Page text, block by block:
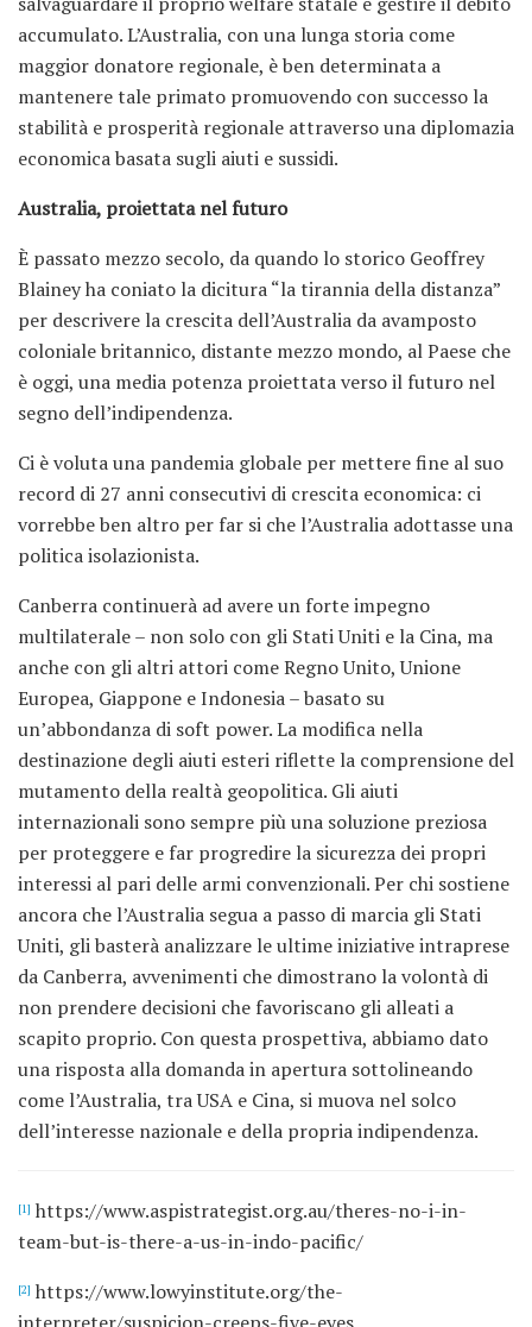
accumulato. L’Australia, con una lunga storia come
maggior donatore regionale, è ben determinata a
mantenere tale primato promuovendo con successo la
stabilità e prosperità regionale attraverso una diplomazia
economica basata sugli aiuti e sussidi.
Australia, proiettata nel futuro
È passato mezzo secolo, da quando lo storico Geoffrey
Blainey ha coniato la dicitura “la tirannia della distanza”
per descrivere la crescita dell’Australia da avamposto
coloniale britannico, distante mezzo mondo, al Paese che
è oggi, una media potenza proiettata verso il futuro nel
segno dell’indipendenza.
Ci è voluta una pandemia globale per mettere fine al suo
record di 27 anni consecutivi di crescita economica: ci
vorrebbe ben altro per far si che l’Australia adottasse una
politica isolazionista.
Canberra continuerà ad avere un forte impegno
multilaterale – non solo con gli Stati Uniti e la Cina, ma
anche con gli altri attori come Regno Unito, Unione
Europea, Giappone e Indonesia – basato su
un’abbondanza di soft power. La modifica nella
destinazione degli aiuti esteri riflette la comprensione del
mutamento della realtà geopolitica. Gli aiuti
internazionali sono sempre più una soluzione preziosa
per proteggere e far progredire la sicurezza dei propri
interessi al pari delle armi convenzionali. Per chi sostiene
ancora che l’Australia segua a passo di marcia gli Stati
Uniti, gli basterà analizzare le ultime iniziative intraprese
da Canberra, avvenimenti che dimostrano la volontà di
non prendere decisioni che favoriscano gli alleati a
scapito proprio. Con questa prospettiva, abbiamo dato
una risposta alla domanda in apertura sottolineando
come l’Australia, tra USA e Cina, si muova nel solco
dell’interesse nazionale e della propria indipendenza.
[1] https://www.aspistrategist.org.au/theres-no-i-in-
team-but-is-there-a-us-in-indo-pacific/
[2] https://www.lowyinstitute.org/the-